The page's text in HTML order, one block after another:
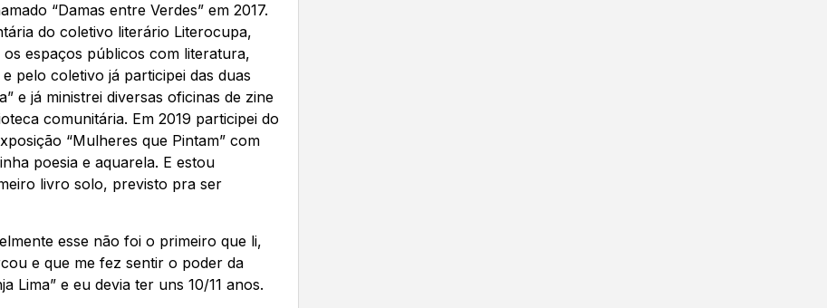
“Damas entre Verdes” em 2017.
do coletivo literário Literocupa,
espaços públicos com literatura,
pelo coletivo já participei das duas
e já ministrei diversas oficinas de zine
comunitária. Em 2019 participei do
“Mulheres que Pintam” com
poesia e aquarela. E estou
livro solo, previsto pra ser
esse não foi o primeiro que li,
e que me fez sentir o poder da
Lima” e eu devia ter uns 10/11 anos.